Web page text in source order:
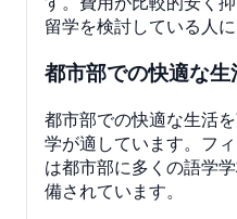
留学を検討している人に
都市部での快適な生
都市部での快適な生活
学が適しています。フ
は都市部に多くの語学
備されています。